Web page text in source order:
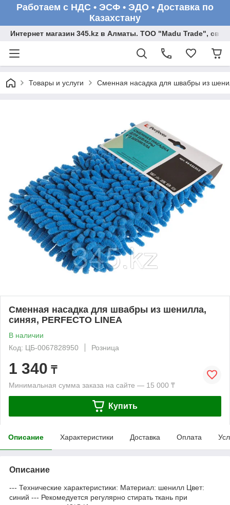
Работаем с НДС • ЭСФ • ЭДО • Доставка по
Казахстану
Интернет магазин 345.kz в Алматы. ТОО "Madu Trade",
Товары и услуги Сменная насадка для швабры из
Сменная насадка для швабры из шенилла,
синяя, PERFECTO LINEA
В наличии
Код: ЦБ-0067828950
Розница
1 340 ₸
Минимальная сумма заказа на сайте — 15 000 ₸
Купить
Описание Характеристики Доставка Оплата
Описание
--- Технические характеристики: Материал: шенилл Цвет:
синий --- Рекомедуется регулярно стирать ткань при